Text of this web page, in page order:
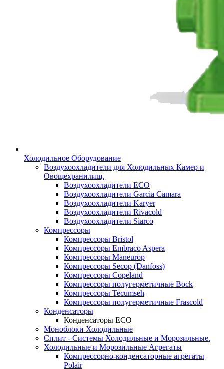
Холодильное Оборудование
Воздухоохладители для Холодильных Камер и
Овощехранилищ.
Воздухоохладители ECO
Воздухоохладители Garcia Camara
Воздухоохладители Karyer
Воздухоохладители Rivacold
Воздухоохладители Siarco
Компрессоры
Компрессоры Bristol
Компрессоры Embraco Aspera
Компрессоры Maneurop
Компрессоры Secop (Danfoss)
Компрессоры Copeland
Компрессоры полугерметичные Bock
Компрессоры Tecumseh
Компрессоры полугерметичные Frascold
Конденсаторы
Конденсаторы ECO
Моноблоки Холодильные
Сплит - Системы Холодильные и Морозильные.
Холодильные и Морозильные Агрегаты
Компрессорно-конденсаторные агрегаты
Polair